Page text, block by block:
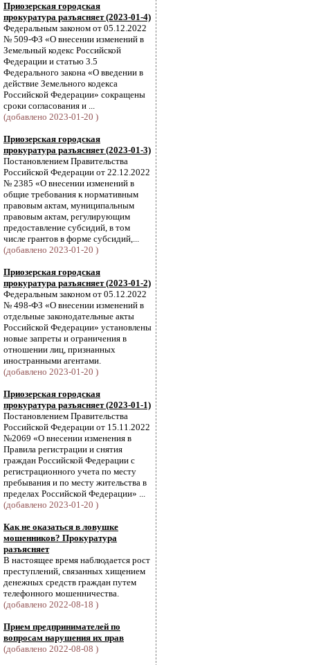
Приозерская городская
прокуратура разъясняет (2023-01-4)
Федеральным законом от 05.12.2022
№ 509-ФЗ «О внесении изменений в
Земельный кодекс Российской
Федерации и статью 3.5
Федерального закона «О введении в
действие Земельного кодекса
Российской Федерации» сокращены
сроки согласования и ...
(добавлено 2023-01-20 )
Приозерская городская
прокуратура разъясняет (2023-01-3)
Постановлением Правительства
Российской Федерации от 22.12.2022
№ 2385 «О внесении изменений в
общие требования к нормативным
правовым актам, муниципальным
правовым актам, регулирующим
предоставление субсидий, в том
числе грантов в форме субсидий,...
(добавлено 2023-01-20 )
Приозерская городская
прокуратура разъясняет (2023-01-2)
Федеральным законом от 05.12.2022
№ 498-ФЗ «О внесении изменений в
отдельные законодательные акты
Российской Федерации» установлены
новые запреты и ограничения в
отношении лиц, признанных
иностранными агентами.
(добавлено 2023-01-20 )
Приозерская городская
прокуратура разъясняет (2023-01-1)
Постановлением Правительства
Российской Федерации от 15.11.2022
№2069 «О внесении изменения в
Правила регистрации и снятия
граждан Российской Федерации с
регистрационного учета по месту
пребывания и по месту жительства в
пределах Российской Федерации» ...
(добавлено 2023-01-20 )
Как не оказаться в ловушке
мошенников? Прокуратура
разъясняет
В настоящее время наблюдается рост
преступлений, связанных хищением
денежных средств граждан путем
телефонного мошенничества.
(добавлено 2022-08-18 )
Прием предпринимателей по
вопросам нарушения их прав
(добавлено 2022-08-08 )